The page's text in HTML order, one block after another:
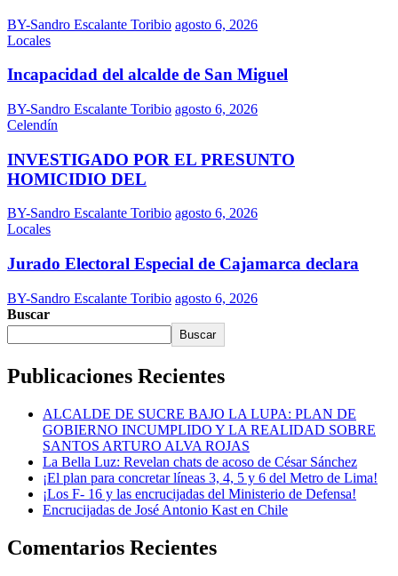
BY-Sandro Escalante Toribio agosto 6, 2026
Locales
Incapacidad del alcalde de San Miguel
BY-Sandro Escalante Toribio agosto 6, 2026
Celendín
INVESTIGADO POR EL PRESUNTO
HOMICIDIO DEL
BY-Sandro Escalante Toribio agosto 6, 2026
Locales
Jurado Electoral Especial de Cajamarca declara
BY-Sandro Escalante Toribio agosto 6, 2026
Buscar
Buscar
Publicaciones Recientes
ALCALDE DE SUCRE BAJO LA LUPA: PLAN DE
GOBIERNO INCUMPLIDO Y LA REALIDAD SOBRE
SANTOS ARTURO ALVA ROJAS
La Bella Luz: Revelan chats de acoso de César Sánchez
¡El plan para concretar líneas 3, 4, 5 y 6 del Metro de Lima!
¡Los F- 16 y las encrucijadas del Ministerio de Defensa!
Encrucijadas de José Antonio Kast en Chile
Comentarios Recientes